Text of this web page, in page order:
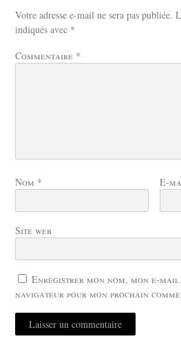
Votre adresse e-mail ne sera pas publiée.
indiqués avec *
Commentaire *
Nom * E-
Site web
Enregistrer mon nom, mon e-
navigateur pour mon prochain